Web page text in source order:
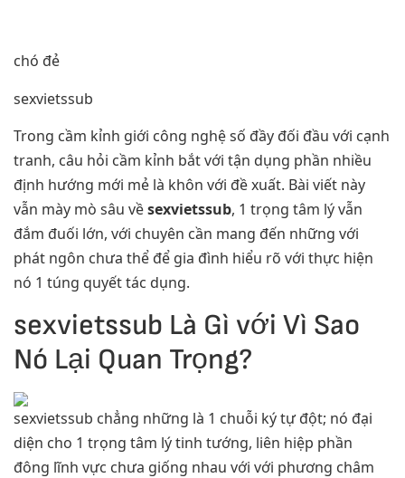
chó đẻ
sexvietssub
Trong cầm kỉnh giới công nghệ số đầy đối đầu với cạnh
tranh, câu hỏi cầm kỉnh bắt với tận dụng phần nhiều
định hướng mới mẻ là khôn với đề xuất. Bài viết này
vẫn mày mò sâu vềsexvietssub, 1 trọng tâm lý vẫn
đắm đuối lớn, với chuyên cần mang đến những với
phát ngôn chưa thể để gia đình hiểu rõ với thực hiện
nó 1 túng quyết tác dụng.
sexvietssub Là Gì với Vì Sao
Nó Lại Quan Trọng?
sexvietssub chẳng những là 1 chuỗi ký tự đột; nó đại
diện cho 1 trọng tâm lý tinh tướng, liên hiệp phần
đông lĩnh vực chưa giống nhau với với phương châm